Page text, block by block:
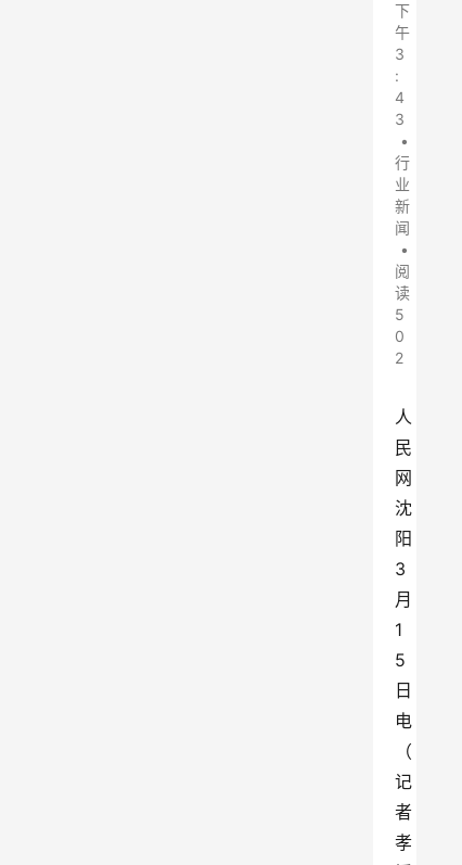
下
午
3
:
4
3
•
行
业
新
闻
•
阅
读
5
0
2
人
民
网
沈
阳
3
月
1
5
日
电
（
记
者
孝